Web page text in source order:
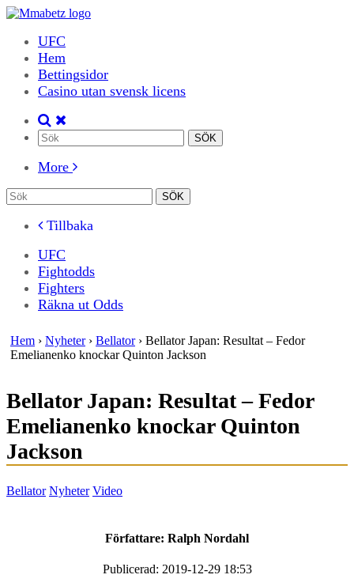
UFC
Hem
Bettingsidor
Casino utan svensk licens
More
Tillbaka
UFC
Fightodds
Fighters
Räkna ut Odds
Hem › Nyheter› Bellator› Bellator Japan: Resultat – Fedor
Emelianenko knockar Quinton Jackson
Bellator Japan: Resultat – Fedor
Emelianenko knockar Quinton
Jackson
Bellator Nyheter Video
Författare: Ralph Nordahl
Publicerad: 2019-12-29 18:53